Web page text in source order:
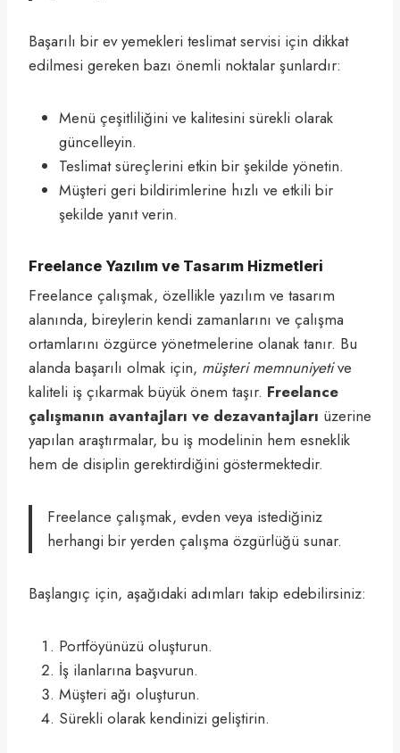
Başarılı bir ev yemekleri teslimat servisi için dikkat
edilmesi gereken bazı önemli noktalar şunlardır:
Menü çeşitliliğini ve kalitesini sürekli olarak
güncelleyin.
Teslimat süreçlerini etkin bir şekilde yönetin.
Müşteri geri bildirimlerine hızlı ve etkili bir
şekilde yanıt verin.
Freelance Yazılım ve Tasarım Hizmetleri
Freelance çalışmak, özellikle yazılım ve tasarım
alanında, bireylerin kendi zamanlarını ve çalışma
ortamlarını özgürce yönetmelerine olanak tanır. Bu
alanda başarılı olmak için, müşteri memnuniyetive
kaliteli iş çıkarmak büyük önem taşır. Freelance
çalışmanın avantajları ve dezavantajları üzerine
yapılan araştırmalar, bu iş modelinin hem esneklik
hem de disiplin gerektirdiğini göstermektedir.
Freelance çalışmak, evden veya istediğiniz
herhangi bir yerden çalışma özgürlüğü sunar.
Başlangıç için, aşağıdaki adımları takip edebilirsiniz:
Portföyünüzü oluşturun.
İş ilanlarına başvurun.
Müşteri ağı oluşturun.
Sürekli olarak kendinizi geliştirin.